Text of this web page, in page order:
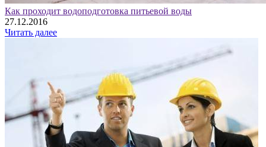
Как проходит водоподготовка питьевой воды
27.12.2016
Читать далее